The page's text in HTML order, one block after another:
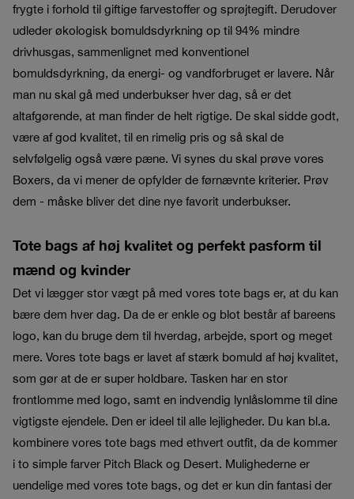
frygte i forhold til giftige farvestoffer og sprøjtegift. Derudover
udleder økologisk bomuldsdyrkning op til 94% mindre
drivhusgas, sammenlignet med konventionel
bomuldsdyrkning, da energi- og vandforbruget er lavere. Når
man nu skal gå med underbukser hver dag, så er det
altafgørende, at man finder de helt rigtige. De skal sidde godt,
være af god kvalitet, til en rimelig pris og så skal de
selvfølgelig også være pæne. Vi synes du skal prøve vores
Boxers, da vi mener de opfylder de førnævnte kriterier. Prøv
dem - måske bliver det dine nye favorit underbukser.
Tote bags af høj kvalitet og perfekt pasform til
mænd og kvinder
Det vi lægger stor vægt på med vores tote bags er, at du kan
bære dem hver dag. Da de er enkle og blot består af bareens
logo, kan du bruge dem til hverdag, arbejde, sport og meget
mere. Vores tote bags er lavet af stærk bomuld af høj kvalitet,
som gør at de er super holdbare. Tasken har en stor
frontlomme med logo, samt en indvendig lynlåslomme til dine
vigtigste ejendele. Den er ideel til alle lejligheder. Du kan bl.a.
kombinere vores tote bags med ethvert outfit, da de kommer
i to simple farver Pitch Black og Desert. Mulighederne er
uendelige med vores tote bags, og det er kun din fantasi der